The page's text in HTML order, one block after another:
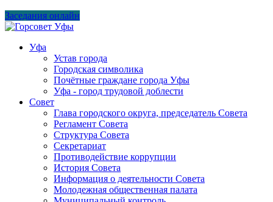
Заседания онлайн
Уфа
Устав города
Городская символика
Почётные граждане города Уфы
Уфа - город трудовой доблести
Совет
Глава городского округа, председатель Совета
Регламент Совета
Структура Совета
Секретариат
Противодействие коррупции
История Совета
Информация о деятельности Совета
Молодежная общественная палата